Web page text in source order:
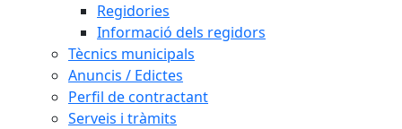
Regidories
Informació dels regidors
Tècnics municipals
Anuncis / Edictes
Perfil de contractant
Serveis i tràmits